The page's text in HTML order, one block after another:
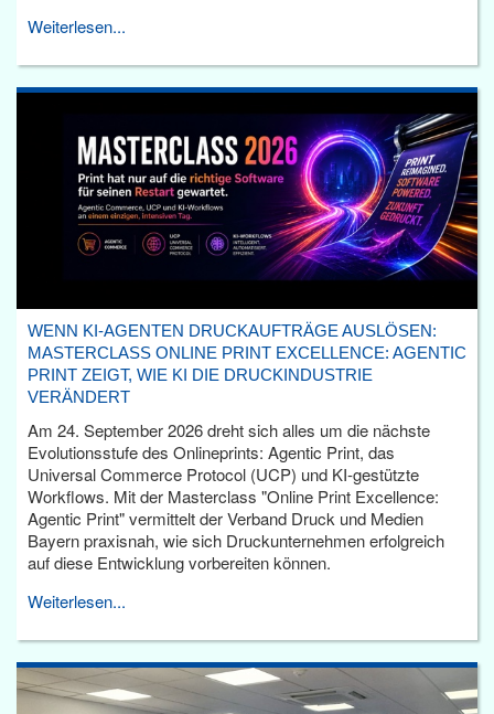
Weiterlesen...
WENN KI-AGENTEN DRUCKAUFTRÄGE AUSLÖSEN:
MASTERCLASS ONLINE PRINT EXCELLENCE: AGENTIC
PRINT ZEIGT, WIE KI DIE DRUCKINDUSTRIE
VERÄNDERT
Am 24. September 2026 dreht sich alles um die nächste
Evolutionsstufe des Onlineprints: Agentic Print, das
Universal Commerce Protocol (UCP) und KI-gestützte
Workflows. Mit der Masterclass "Online Print Excellence:
Agentic Print" vermittelt der Verband Druck und Medien
Bayern praxisnah, wie sich Druckunternehmen erfolgreich
auf diese Entwicklung vorbereiten können.
Weiterlesen...